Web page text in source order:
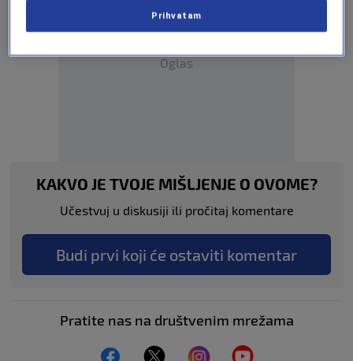
Oglas
KAKVO JE TVOJE MIŠLJENJE O OVOME?
Učestvuj u diskusiji ili pročitaj komentare
Budi prvi koji će ostaviti komentar
Pratite nas na društvenim mrežama
Prihvatam